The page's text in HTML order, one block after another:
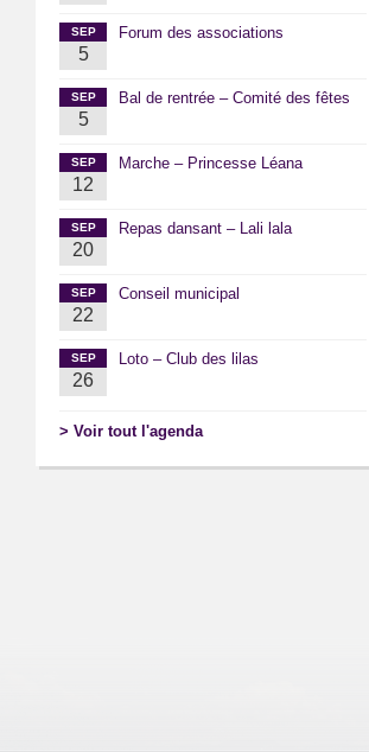
SEP
5
Forum des associations
SEP
5
Bal de rentrée – Comité des fêtes
SEP
12
Marche – Princesse Léana
SEP
20
Repas dansant – Lali lala
SEP
22
Conseil municipal
SEP
26
Loto – Club des lilas
> Voir tout l'agenda